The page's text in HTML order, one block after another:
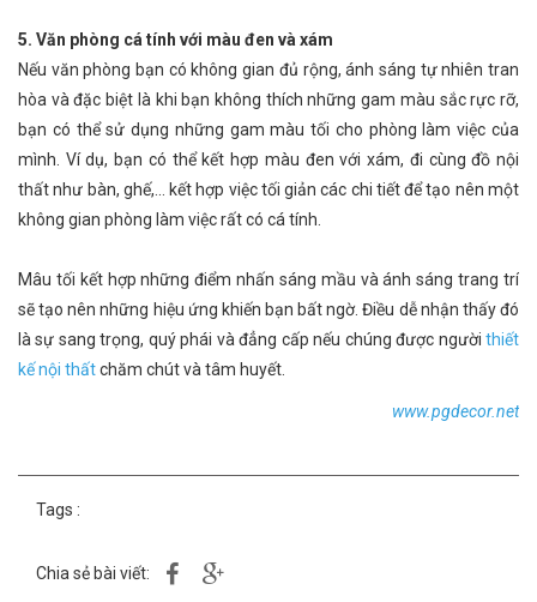
5. Văn phòng cá tính với màu đen và xám
Nếu văn phòng bạn có không gian đủ rộng, ánh sáng tự nhiên tran
hòa và đặc biệt là khi bạn không thích những gam màu sắc rực rỡ,
bạn có thể sử dụng những gam màu tối cho phòng làm việc của
mình. Ví dụ, bạn có thể kết hợp màu đen với xám, đi cùng đồ nội
thất như bàn, ghế,... kết hợp việc tối giản các chi tiết để tạo nên một
không gian phòng làm việc rất có cá tính.
Mâu tối kết hợp những điểm nhấn sáng mầu và ánh sáng trang trí
sẽ tạo nên những hiệu ứng khiến bạn bất ngờ. Điều dễ nhận thấy đó
là sự sang trọng, quý phái và đẳng cấp nếu chúng được người thiết
kế nội thấtchăm chút và tâm huyết.
www.pgdecor.net
Tags :
Chia sẻ bài viết: